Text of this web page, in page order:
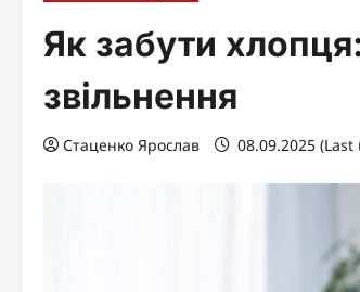
Як забути
звільнення
Стаценко Ярослав 08.09.2025